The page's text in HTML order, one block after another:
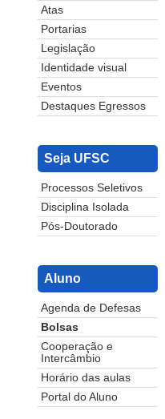
Atas
Portarias
Legislação
Identidade visual
Eventos
Destaques Egressos
Seja UFSC
Processos Seletivos
Disciplina Isolada
Pós-Doutorado
Aluno
Agenda de Defesas
Bolsas
Cooperação e
Intercâmbio
Horário das aulas
Portal do Aluno